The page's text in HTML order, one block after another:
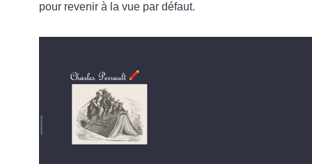
pour revenir à la vue par défaut.